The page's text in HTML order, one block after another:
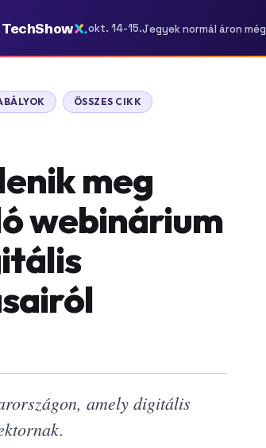
TechShow okt. 14-15.Jegyek normál áron még
ÖSSZES CIKK
meg
webinárium
amely digitális